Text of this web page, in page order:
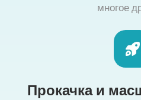
многое
Прокачка и